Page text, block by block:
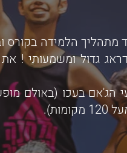
מתהליך הלמידה
גדול ומשמעותי !
הג'אם בעכו (באולם